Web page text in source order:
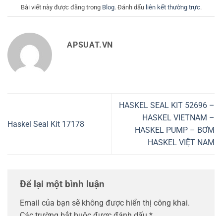
Bài viết này được đăng trong Blog. Đánh dấu liên kết thường trực.
APSUAT.VN
Haskel Seal Kit 17178
HASKEL SEAL KIT 52696 –
HASKEL VIETNAM –
HASKEL PUMP – BƠM
HASKEL VIỆT NAM
Để lại một bình luận
Email của bạn sẽ không được hiển thị công khai.